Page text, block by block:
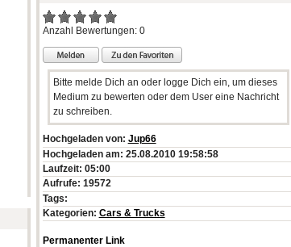
Anzahl Bewertungen: 0
Bitte melde Dich an oder logge Dich ein, um dieses
Medium zu bewerten oder dem User eine Nachricht
zu schreiben.
Hochgeladen von: Jup66
Hochgeladen am: 25.08.2010 19:58:58
Laufzeit: 05:00
Aufrufe: 19572
Tags:
Kategorien: Cars & Trucks
Permanenter Link